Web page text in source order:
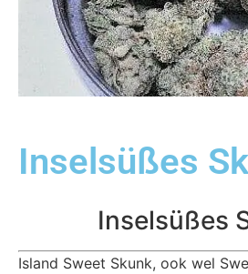
Inselsüßes
Inselsüßes
Island Sweet Skunk, ook wel